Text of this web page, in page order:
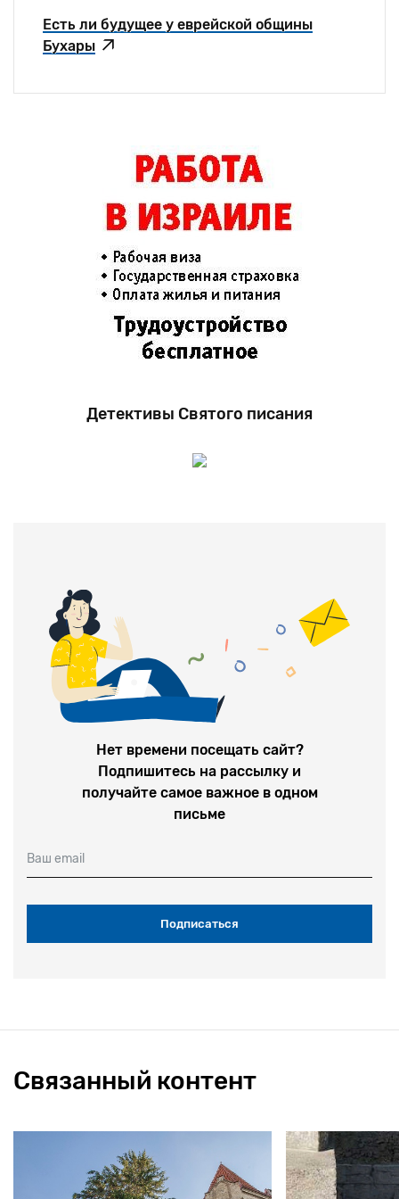
Есть ли будущее у еврейской общины
Бухары
Детективы Святого писания
Нет времени посещать сайт?
Подпишитесь на рассылку и
получайте самое важное в одном
письме
Ваш email
Связанный контент